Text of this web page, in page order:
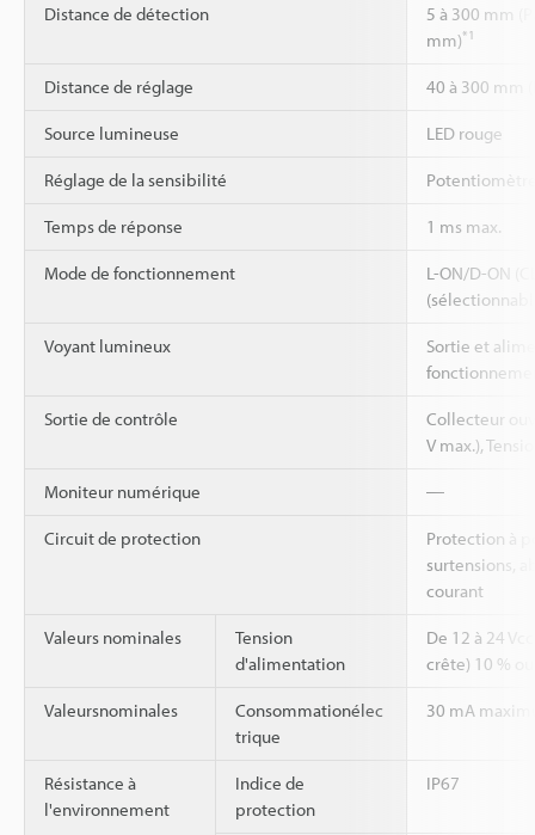
Distance de détection
5 à 300 mm
mm)*1
Distance de réglage 40 à 300 mm
Source lumineuse LED rouge
Réglage de la sensibilité
Temps de réponse 1 ms max.
Mode de fonctionnement
L-ON/D-ON
Voyant lumineux
Sortie et
Sortie de contrôle
Collecteur
V max.),
Moniteur numérique ―
Circuit de protection
Protection à
surtensions,
courant
Valeurs nominales
Tension
d'alimentation
De 12 à 24
crête) 10 %
Valeursnominales
Consommationélec
trique
30 mA
Résistance à
l'environnement
Indice de
protection
IP67